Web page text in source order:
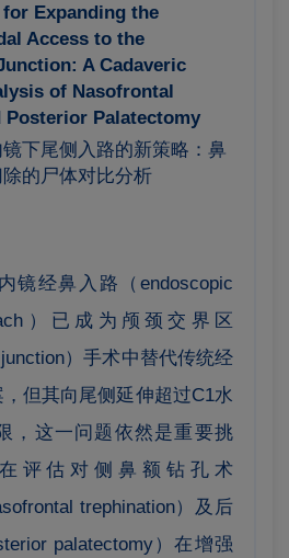
Expanding the
Access to the
A Cadaveric
of Nasofrontal
Posterior Palatectomy
下尾侧入路的新策略：鼻
的尸体对比分析
镜经鼻入路（endoscopic
）已成为颅颈交界区
junction）手术中替代传统经
但其向尾侧延伸超过C1水
，这一问题依然是重要挑
评估对侧鼻额钻孔术
trephination）及后
palatectomy）在增强